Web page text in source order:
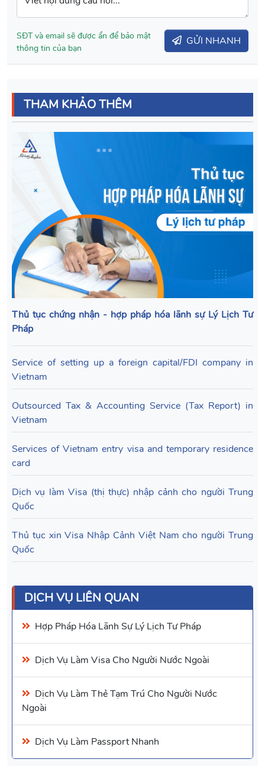
SĐT và email sẽ được ẩn để bảo mật
thông tin của bạn
GỬI NHANH
THAM KHẢO THÊM
Thủ tục chứng nhận - hợp pháp hóa lãnh sự Lý Lịch Tư
Pháp
Service of setting up a foreign capital/FDI company in
Vietnam
Outsourced Tax & Accounting Service (Tax Report) in
Vietnam
Services of Vietnam entry visa and temporary residence
card
Dịch vụ làm Visa (thị thực) nhập cảnh cho người Trung
Quốc
Thủ tục xin Visa Nhập Cảnh Việt Nam cho người Trung
Quốc
DỊCH VỤ LIÊN QUAN
Hợp Pháp Hóa Lãnh Sự Lý Lịch Tư Pháp
Dịch Vụ Làm Visa Cho Người Nước Ngoài
Dịch Vụ Làm Thẻ Tạm Trú Cho Người Nước
Ngoài
Dịch Vụ Làm Passport Nhanh